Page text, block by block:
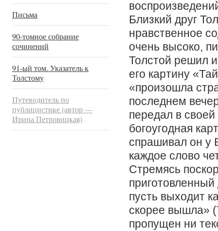
Письма
90-томное собрание
сочинений
91-ый том. Указатель к
Толстому
Путеводитель по
публицистике (автор —
Ирина Петровицкая)
Близкий друг
нравственное
очень высоко,
Толстой решил
его картину
«произошла
последнем
передал в
богоугодная
спрашивал он у
каждое слово
Стремясь
приготовленный
пусть выходит
скорее вышла»
пропущен ни